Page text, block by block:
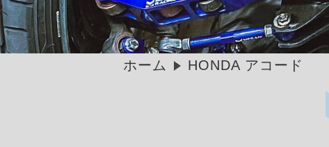
ホーム HONDA アコード